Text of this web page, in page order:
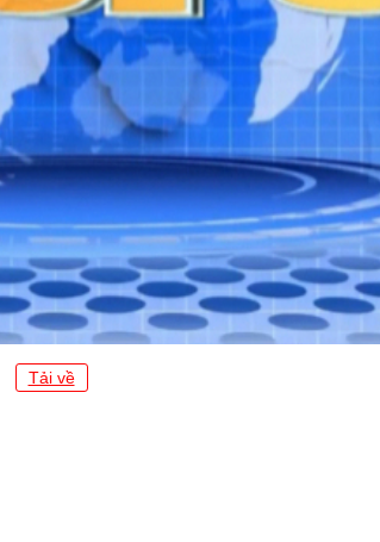
Tải về